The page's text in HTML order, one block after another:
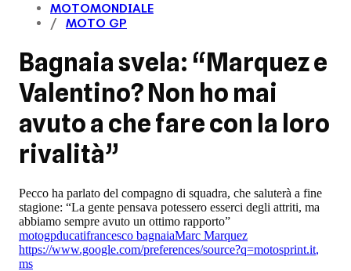
MOTOMONDIALE
MOTO GP
Bagnaia svela: “Marquez e
Valentino? Non ho mai
avuto a che fare con la loro
rivalità”
Pecco ha parlato del compagno di squadra, che saluterà a fine
stagione: “La gente pensava potessero esserci degli attriti, ma
abbiamo sempre avuto un ottimo rapporto”
motogpducatifrancesco bagnaiaMarc Marquez
https://www.google.com/preferences/source?q=motosprint.it,
ms